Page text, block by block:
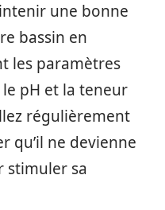
une bonne
bassin en
les paramètres
pH et la teneur
régulièrement
qu’il ne devienne
stimuler sa